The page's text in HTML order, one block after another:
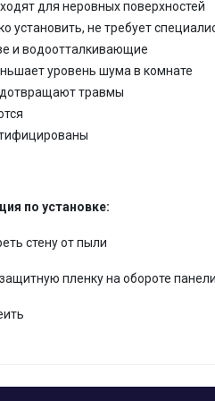
для неровных поверхностей
установить, не требует
и водоотталкивающие
уровень шума в комнате
травмы
по установке:
стену от пыли
пленку на обороте панели